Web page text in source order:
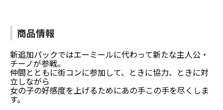
商品情報
新追加パックではエーミールに代わって新たな主人公・
チーノが参戦。
仲間とともに街コンに参加して、ときに協力、ときに対
立しながら
女の子の好感度を上げるためにあの手この手を尽くしま
す。